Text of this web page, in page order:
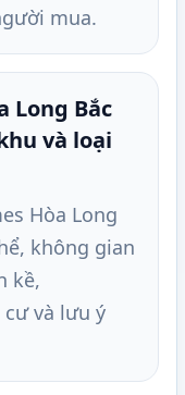
mua.
Long Bắc
và loại
Hòa Long
không gian
kề,
và lưu ý